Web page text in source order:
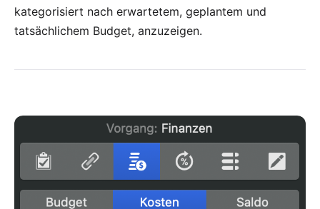
kategorisiert nach erwartetem, geplantem und
tatsächlichem Budget, anzuzeigen.